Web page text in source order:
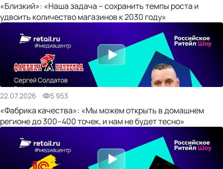
«Близкий»: «Наша задача – сохранить темпы роста и
удвоить количество магазинов к 2030 году»
22.07.2026 5 953
«Фабрика качества»: «Мы можем открыть в домашнем
регионе до 300–400 точек, и нам не будет тесно»